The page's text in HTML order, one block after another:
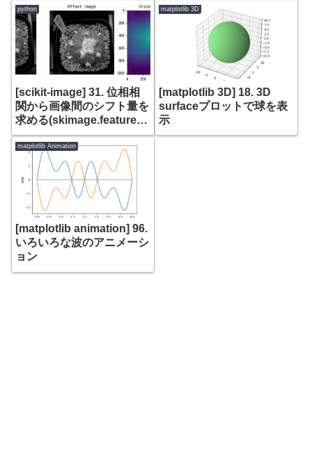
python
[scikit-image] 31. 位相相
関から画像間のシフト量を
求める(skimage.feature
register_translation)
matplotlib 3D
[matplotlib 3D] 18. 3D
surfaceプロットで球を表
示
matplotlib Animation
[matplotlib animation] 96.
いろいろな波のアニメーシ
ョン